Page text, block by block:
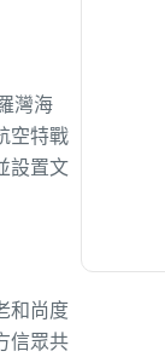
灣海
空特戰
設置文
和尚度
信眾共